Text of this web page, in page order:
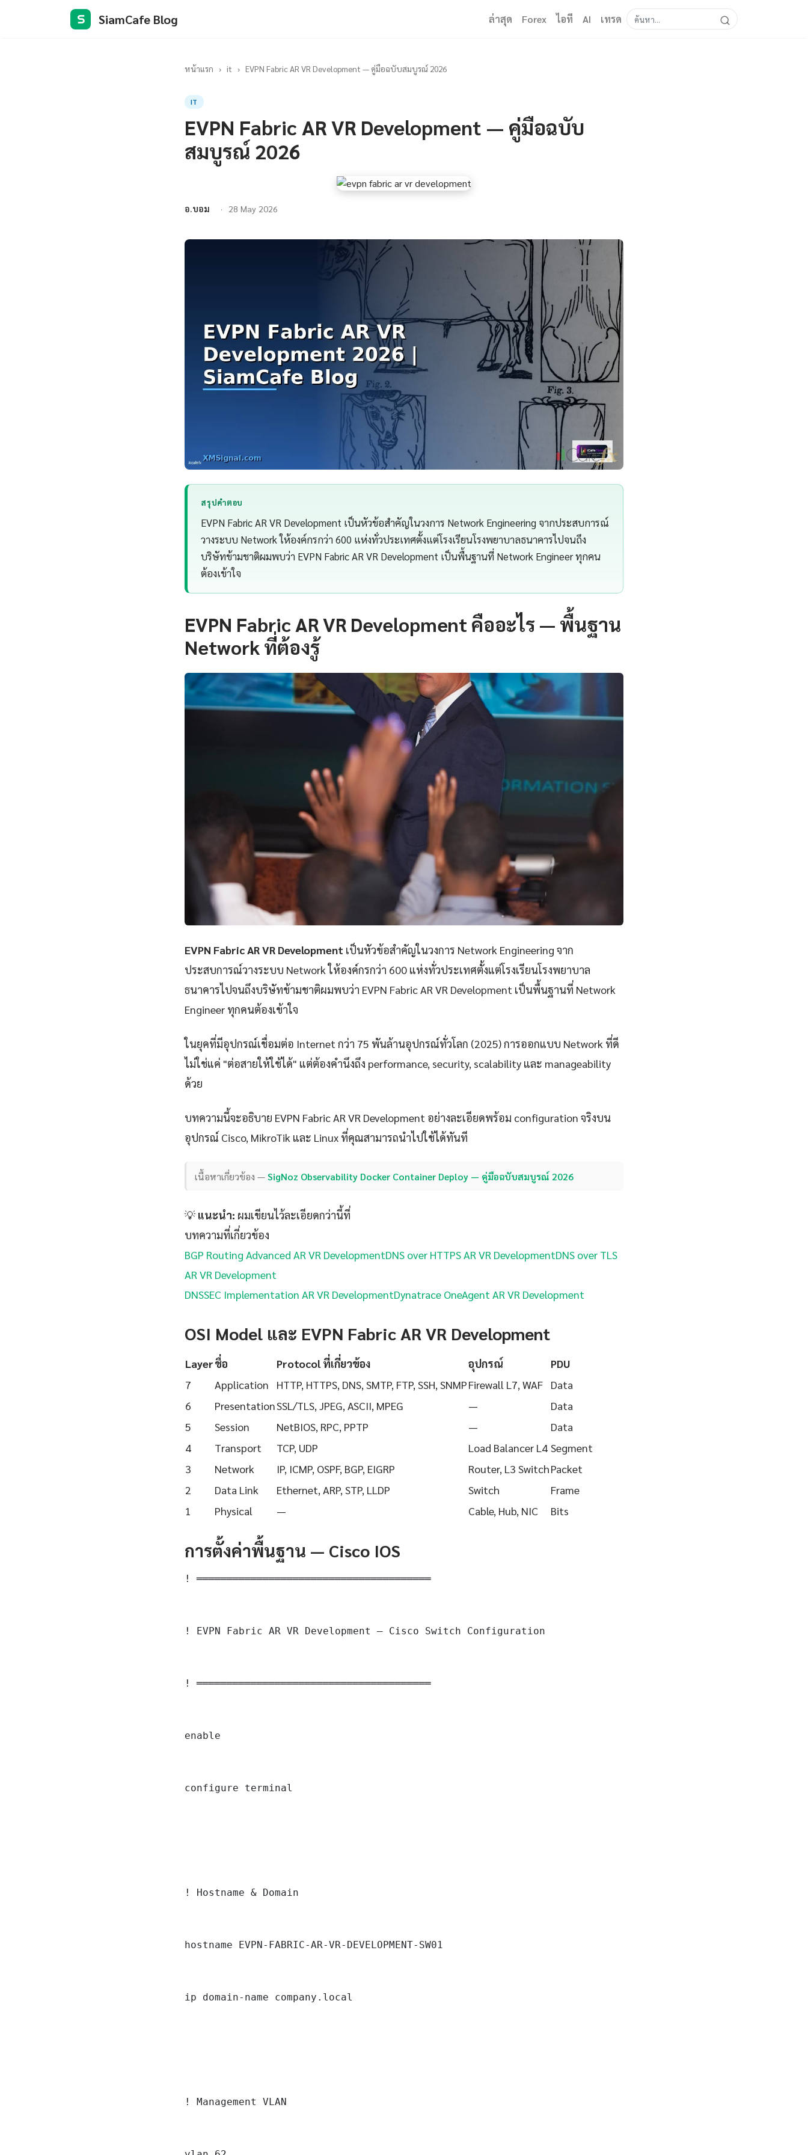
S SiamCafe Blog ล่าสุด Forex ไอที AI เทรด
หน้าแรก › it › EVPN Fabric AR VR Development — คู่มือฉบับสมบูรณ์ 2026
IT
EVPN Fabric AR VR Development — คู่มือฉบับ
สมบูรณ์ 2026
อ.บอม 28 May 2026
สรุปคำตอบ
EVPN Fabric AR VR Development เป็นหัวข้อสำคัญในวงการ Network Engineering จากประสบการณ์
วางระบบ Network ให้องค์กรกว่า 600 แห่งทั่วประเทศตั้งแต่โรงเรียนโรงพยาบาลธนาคารไปจนถึง
บริษัทข้ามชาติผมพบว่า EVPN Fabric AR VR Development เป็นพื้นฐานที่ Network Engineer ทุกคน
ต้องเข้าใจ
EVPN Fabric AR VR Development คืออะไร — พื้นฐาน
Network ที่ต้องรู้
EVPN Fabric AR VR Development เป็นหัวข้อสำคัญในวงการ Network Engineering จาก
ประสบการณ์วางระบบ Network ให้องค์กรกว่า 600 แห่งทั่วประเทศตั้งแต่โรงเรียนโรงพยาบาล
ธนาคารไปจนถึงบริษัทข้ามชาติผมพบว่า EVPN Fabric AR VR Development เป็นพื้นฐานที่ Network
Engineer ทุกคนต้องเข้าใจ
ในยุคที่มีอุปกรณ์เชื่อมต่อ Internet กว่า 75 พันล้านอุปกรณ์ทั่วโลก (2025) การออกแบบ Network ที่ดี
ไม่ใช่แค่ "ต่อสายให้ใช้ได้" แต่ต้องคำนึงถึง performance, security, scalability และ manageability
ด้วย
บทความนี้จะอธิบาย EVPN Fabric AR VR Development อย่างละเอียดพร้อม configuration จริงบน
อุปกรณ์ Cisco, MikroTik และ Linux ที่คุณสามารถนำไปใช้ได้ทันที
เนื้อหาเกี่ยวข้อง —SigNoz Observability Docker Container Deploy — คู่มือฉบับสมบูรณ์ 2026
💡 แนะนำ: ผมเขียนไว้ละเอียดกว่านี้ที่
บทความที่เกี่ยวข้อง
BGP Routing Advanced AR VR DevelopmentDNS over HTTPS AR VR DevelopmentDNS over TLS
AR VR Development
DNSSEC Implementation AR VR DevelopmentDynatrace OneAgent AR VR Development
OSI Model และ EVPN Fabric AR VR Development
Layerชื่อ Protocol ที่เกี่ยวข้อง อุปกรณ์
PDU
7
Application HTTP, HTTPS, DNS, SMTP, FTP, SSH, SNMPFirewall L7, WAF
Data
6
PresentationSSL/TLS, JPEG, ASCII, MPEG —
Data
5
Session NetBIOS, RPC, PPTP —
Data
4
Transport TCP, UDP Load Balancer L4 Segment
3
Network IP, ICMP, OSPF, BGP, EIGRP Router, L3 SwitchPacket
2
Data Link Ethernet, ARP, STP, LLDP Switch
Frame
1
Physical — Cable, Hub, NIC Bits
การตั้งค่าพื้นฐาน — Cisco IOS
! ═══════════════════════════════════════
! EVPN Fabric AR VR Development — Cisco Switch Configuration
! ═══════════════════════════════════════
enable
configure terminal
! Hostname & Domain
hostname EVPN-FABRIC-AR-VR-DEVELOPMENT-SW01
ip domain-name company.local
! Management VLAN